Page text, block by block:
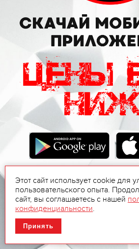
Этот сайт использует cookie для
пользовательского опыта.
сайт, вы соглашаетесь с нашей
конфиденциальности.
Принять